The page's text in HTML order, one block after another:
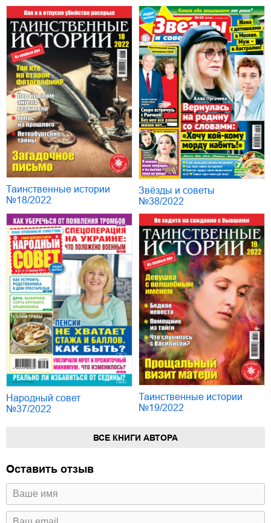
Таинственные истории
№18/2022
Звёзды и советы
№38/2022
Народный совет
№37/2022
Таинственные истории
№19/2022
ВСЕ КНИГИ АВТОРА
Оставить отзыв